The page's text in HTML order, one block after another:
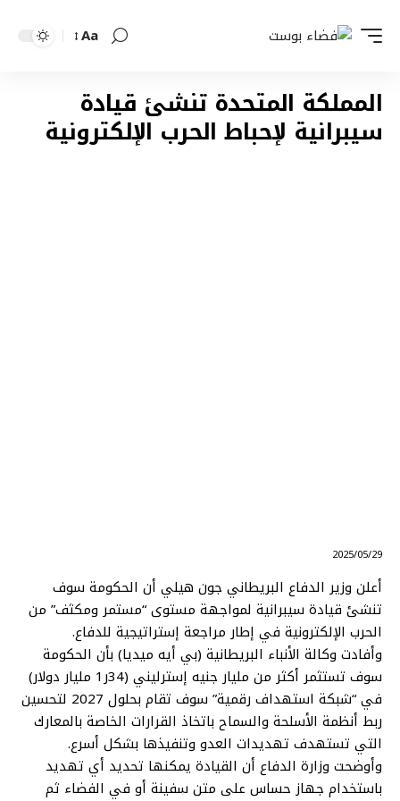
Font
Aa
المملكة المتحدة تنشئ قيادة
سيبرانية لإحباط الحرب الإلكترونية
⠀ 2025/05/29
أعلن وزير الدفاع البريطاني جون هيلي أن الحكومة سوف
تنشئ قيادة سيبرانية لمواجهة مستوى “مستمر ومكثف” من
الحرب الإلكترونية في إطار مراجعة إستراتيجية للدفاع.
وأفادت وكالة الأنباء البريطانية (بي أيه ميديا) بأن الحكومة
سوف تستثمر أكثر من مليار جنيه إسترليني (34ر1 مليار دولار)
في “شبكة استهداف رقمية” سوف تقام بحلول 2027 لتحسين
ربط أنظمة الأسلحة والسماح باتخاذ القرارات الخاصة بالمعارك
التي تستهدف تهديدات العدو وتنفيذها بشكل أسرع.
وأوضحت وزارة الدفاع أن القيادة يمكنها تحديد أي تهديد
باستخدام جهاز حساس على متن سفينة أو في الفضاء ثم